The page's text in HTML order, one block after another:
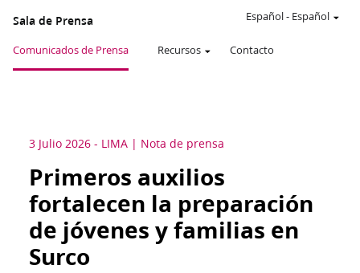
Sala de Prensa
Comunicados de Prensa Recursos Contacto
Español- Español
3 Julio 2026 - LIMA Nota de prensa
Primeros auxilios
fortalecen la preparación
de jóvenes y familias en
Surco